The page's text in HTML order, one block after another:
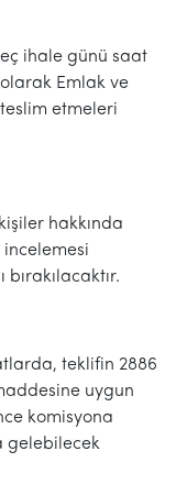
ihale günü saat
olarak Emlak ve
etmeleri
hakkında
incelemesi
bırakılacaktır.
teklifin 2886
uygun
komisyona
gelebilecek